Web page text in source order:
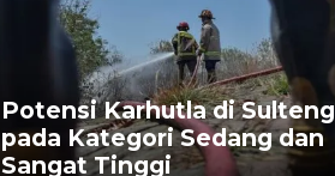
Potensi Karhutla di Sulteng
pada Kategori Sedang dan
Sangat Tinggi